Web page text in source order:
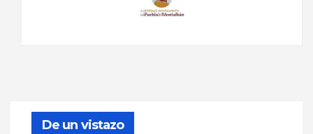
De un vistazo